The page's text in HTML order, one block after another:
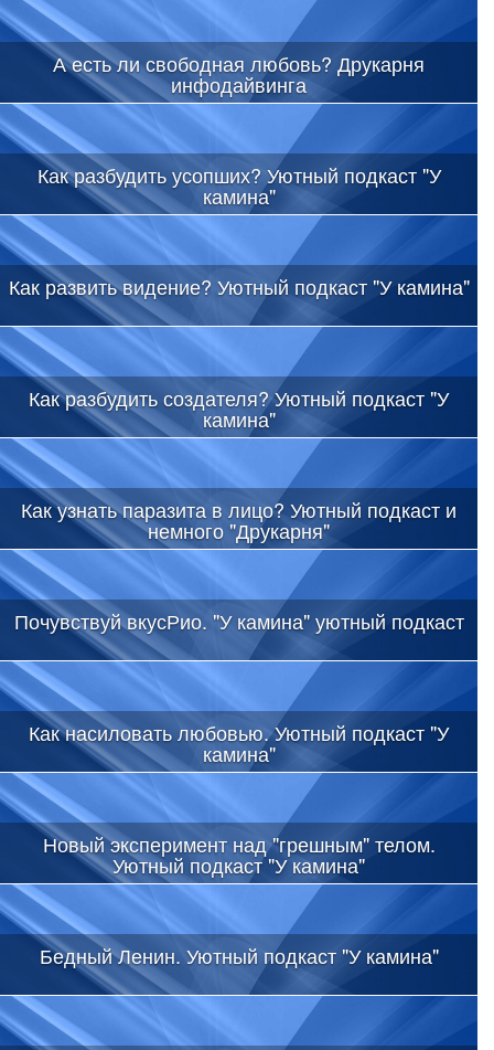
А есть ли свободная любовь? Друкарня
инфодайвинга
Как разбудить усопших? Уютный подкаст "У
камина"
Как развить видение? Уютный подкаст "У камина"
Как разбудить создателя? Уютный подкаст "У
камина"
Как узнать паразита в лицо? Уютный подкаст и
немного "Друкарня"
Почувствуй вкусРио. "У камина" уютный подкаст
Как насиловать любовью. Уютный подкаст "У
камина"
Новый эксперимент над "грешным" телом.
Уютный подкаст "У камина"
Бедный Ленин. Уютный подкаст "У камина"